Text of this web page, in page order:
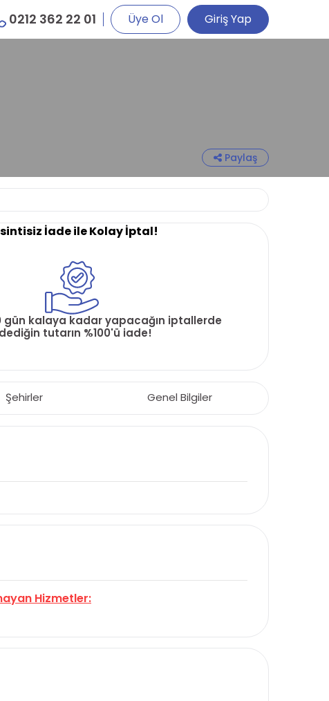
0212 362 22 01 Üye Ol Giriş Yap
Paylaş
İade ile Kolay İptal!
gün kalaya kadar yapacağın iptallerde
tutarın %100'ü iade!
Şehirler Genel Bilgiler
Hizmetler: